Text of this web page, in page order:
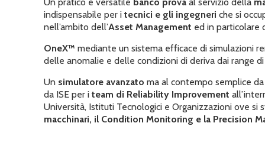
indispensabile per itecnici e gli ingegneri che si
nell’ambito dell’Asset Management ed in particolare
OneX™mediante un sistema efficace di simulazioni
delle anomalie e delle condizioni di deriva dai range
Un simulatore avanzato ma al contempo semplice
da ISE per iteam di Reliability Improvement
Università, Istituti Tecnologici e Organizzazioni ove si
macchinari, il Condition Monitoring e la Precision